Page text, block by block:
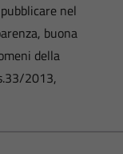
nel
buona
della
2013,